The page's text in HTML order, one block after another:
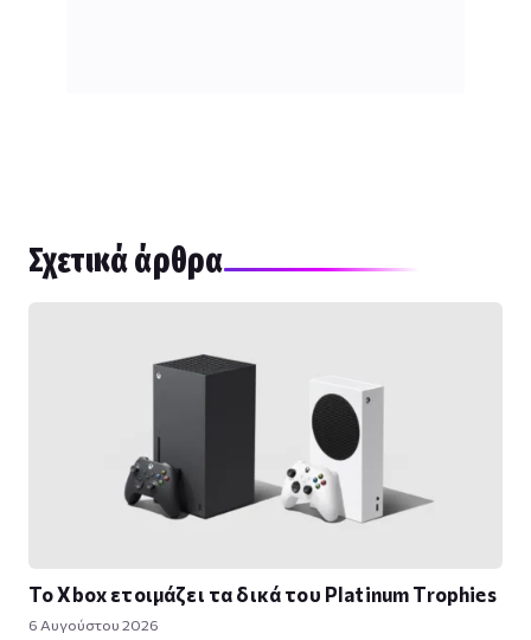
Σχετικά άρθρα
Το Xbox ετοιμάζει τα δικά του Platinum Trophies
6 Αυγούστου 2026